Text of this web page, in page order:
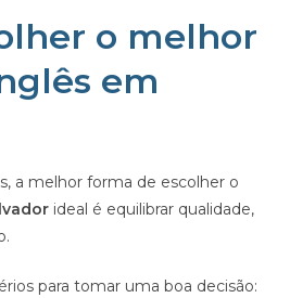
o melhor
em
a melhor forma de escolher o
ideal é equilibrar qualidade,
para tomar uma boa decisão: